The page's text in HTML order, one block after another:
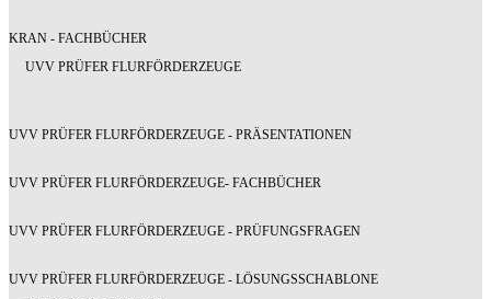
KRAN - FACHBÜCHER
UVV PRÜFER FLURFÖRDERZEUGE
UVV PRÜFER FLURFÖRDERZEUGE - PRÄSENTATIONEN
UVV PRÜFER FLURFÖRDERZEUGE- FACHBÜCHER
UVV PRÜFER FLURFÖRDERZEUGE - PRÜFUNGSFRAGEN
UVV PRÜFER FLURFÖRDERZEUGE - LÖSUNGSSCHABLONE